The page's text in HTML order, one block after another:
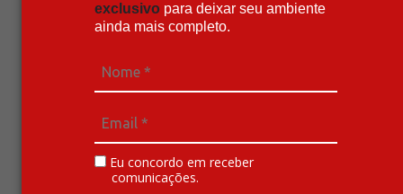
exclusivo para deixar seu ambiente
ainda mais completo.
Eu concordo em receber
comunicações.
Quarto
Quarto Completo
Quarto Completo